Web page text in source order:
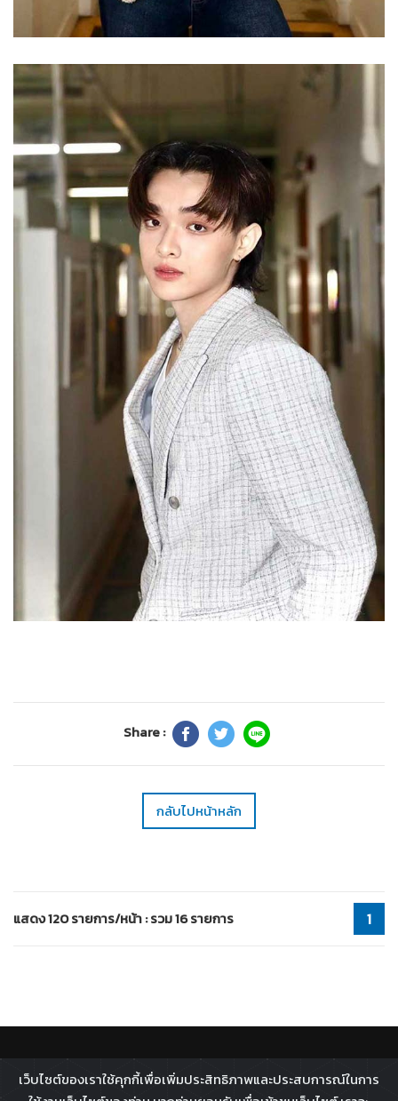
Share :
กลับไปหน้าหลัก
แสดง 120 รายการ/หน้า : รวม 16 รายการ 1
All rights reserved - 2026 © Broadcast Thai Television
เว็บไซต์ของเราใช้คุกกี้เพื่อเพิ่มประสิทธิภาพและประสบการณ์ในการ